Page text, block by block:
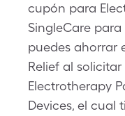
cupón para
SingleCare para
puedes ahorrar
Relief al
Electrotherapy
Devices, el cual